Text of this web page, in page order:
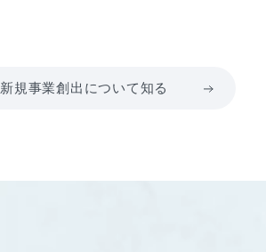
新規事業創出について知る